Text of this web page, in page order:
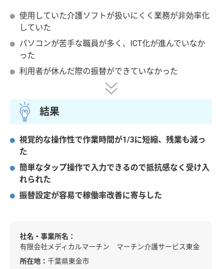
使用していた介護ソフトが扱いにくく業務が非効率化
していた
パソコンが苦手な職員が多く、ICT化が進んでいなか
った
利用者が休んだ際の振替ができていなかった
結果
視覚的な操作性で作業時間が1/3に短縮、残業も減っ
た
簡単なタップ操作で入力できるので抵抗感なく受け入
れられた
振替設定が容易で稼働率改善に寄与した
社名・事業所名：
有限会社メディカルマーチン マーチン介護サービス東金
所在地： 千葉県東金市